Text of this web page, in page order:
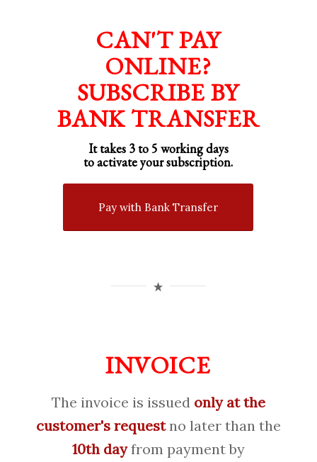
CAN'T PAY
ONLINE?
SUBSCRIBE BY
BANK TRANSFER
It takes 3 to 5 working days
to activate your subscription.
Pay with Bank Transfer
INVOICE
The invoice is issued only at the
customer's requestno later than the
10th dayfrom payment by